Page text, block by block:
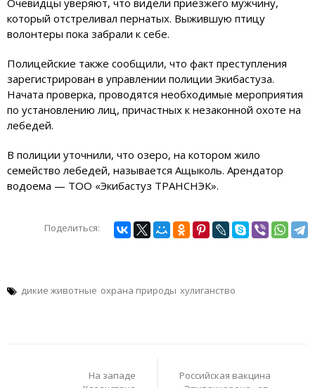
Очевидцы уверяют, что видели приезжего мужчину,
который отстреливал пернатых. Выжившую птицу
волонтеры пока забрали к себе.
Полицейские также сообщили, что факт преступления
зарегистрирован в управлении полиции Экибастуза.
Начата проверка, проводятся необходимые мероприятия
по установлению лиц, причастных к незаконной охоте на
лебедей.
В полиции уточнили, что озеро, на котором жило
семейство лебедей, называется Ащыколь. Арендатор
водоема — ТОО «Экибастуз ТРАНСНЭК».
Поделиться:
дикие животные охрана природы хулиганство
На западе
Российская вакцина